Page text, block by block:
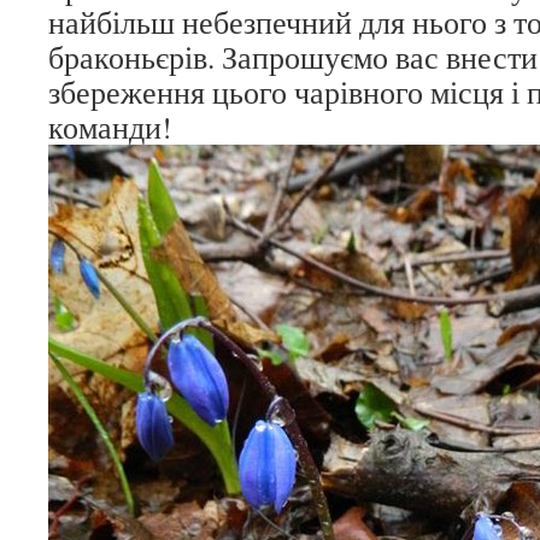
найбільш небезпечний для нього з
браконьєрів. Запрошуємо вас
збереження цього чарівного місця
команди!